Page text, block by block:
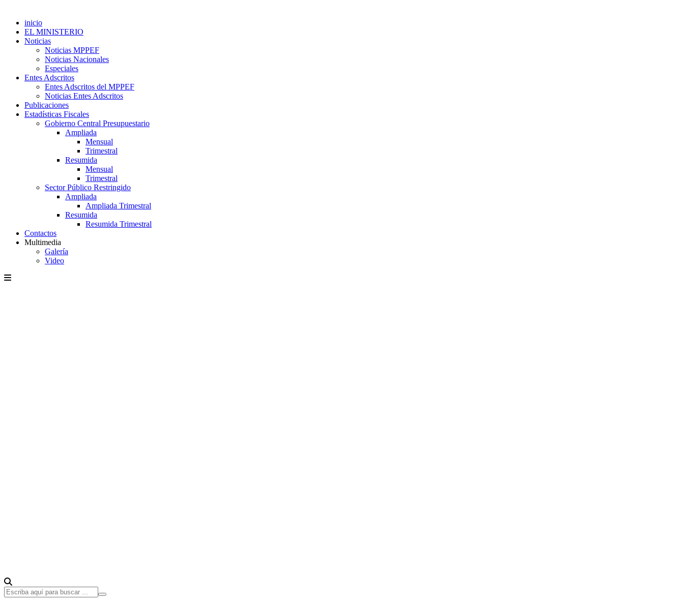
inicio
EL MINISTERIO
Noticias
Noticias MPPEF
Noticias Nacionales
Especiales
Entes Adscritos
Entes Adscritos del MPPEF
Noticias Entes Adscritos
Publicaciones
Estadísticas Fiscales
Gobierno Central Presupuestario
Ampliada
Mensual
Trimestral
Resumida
Mensual
Trimestral
Sector Público Restringido
Ampliada
Ampliada Trimestral
Resumida
Resumida Trimestral
Contactos
Multimedia
Galería
Video